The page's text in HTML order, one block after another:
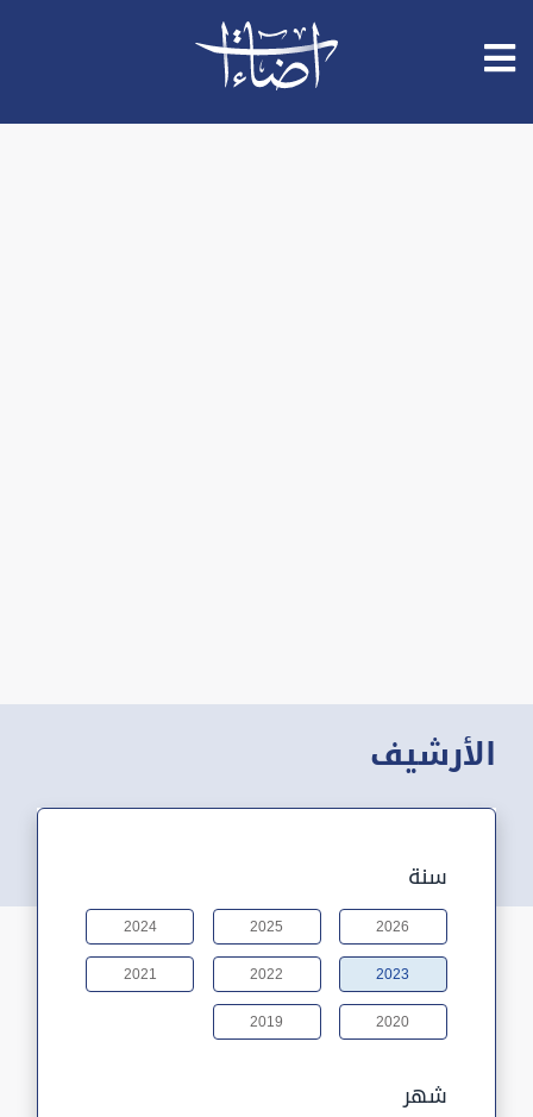
الأرشيف
سنة
2026
2025
2024
2023
2022
2021
2020
2019
شهر